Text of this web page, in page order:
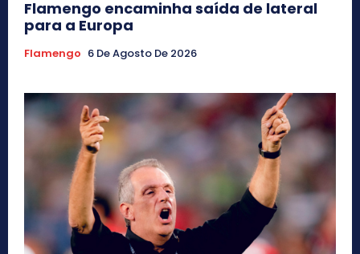
Flamengo encaminha saída de lateral
para a Europa
Flamengo 6 De Agosto De 2026